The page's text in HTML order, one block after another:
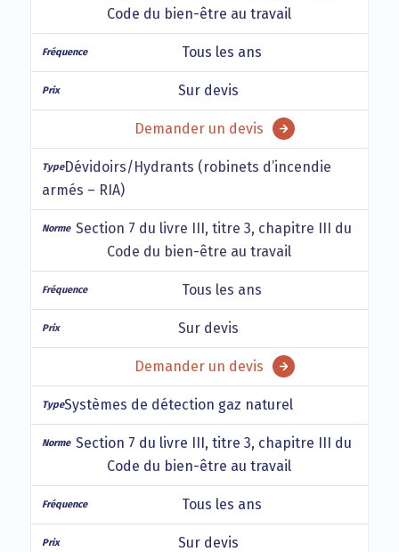
Code du bien-être au travail
Tous les ans
Sur devis
Demander un devis
Dévidoirs/Hydrants (robinets d’incendie
armés – RIA)
Section 7 du livre III, titre 3, chapitre III du
Code du bien-être au travail
Tous les ans
Sur devis
Demander un devis
Systèmes de détection gaz naturel
Section 7 du livre III, titre 3, chapitre III du
Code du bien-être au travail
Tous les ans
Sur devis